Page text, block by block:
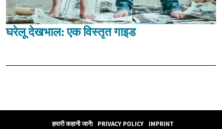
घरेलू देखभाल: एक विस्तृत गाइड
हमारी कहानी जानें! PRIVACY POLICY IMPRINT